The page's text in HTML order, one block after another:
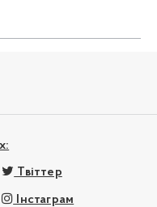
Твіттер
Інстаграм